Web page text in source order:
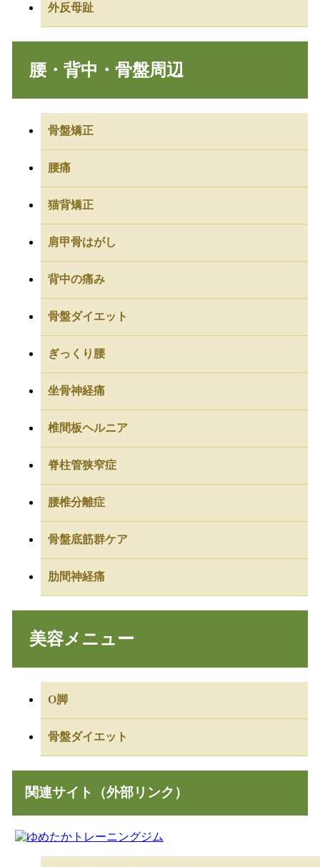
外反母趾
腰・背中・骨盤周辺
骨盤矯正
腰痛
猫背矯正
肩甲骨はがし
背中の痛み
骨盤ダイエット
ぎっくり腰
坐骨神経痛
椎間板ヘルニア
脊柱管狭窄症
腰椎分離症
骨盤底筋群ケア
肋間神経痛
美容メニュー
O脚
骨盤ダイエット
関連サイト（外部リンク）